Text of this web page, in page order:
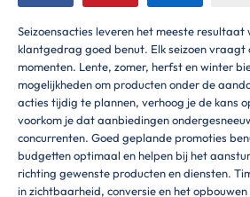
Seizoensacties leveren het meeste resultaat
klantgedrag goed benut. Elk seizoen vraagt
momenten. Lente, zomer, herfst en winter
mogelijkheden om producten onder de
acties tijdig te plannen, verhoog je de kans
voorkom je dat aanbiedingen
concurrenten. Goed geplande promoties
budgetten optimaal en helpen bij het
richting gewenste producten en diensten.
in zichtbaarheid, conversie en het